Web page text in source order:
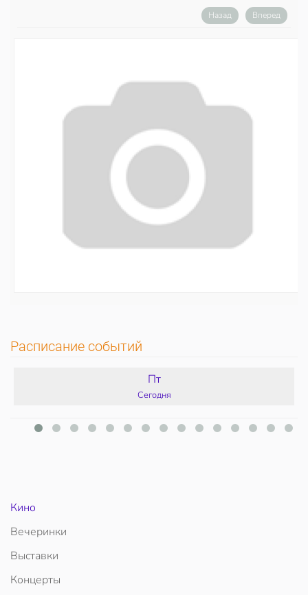
Назад Вперед
Расписание событий
Пт
Сегодня
Кино
Вечеринки
Выставки
Концерты